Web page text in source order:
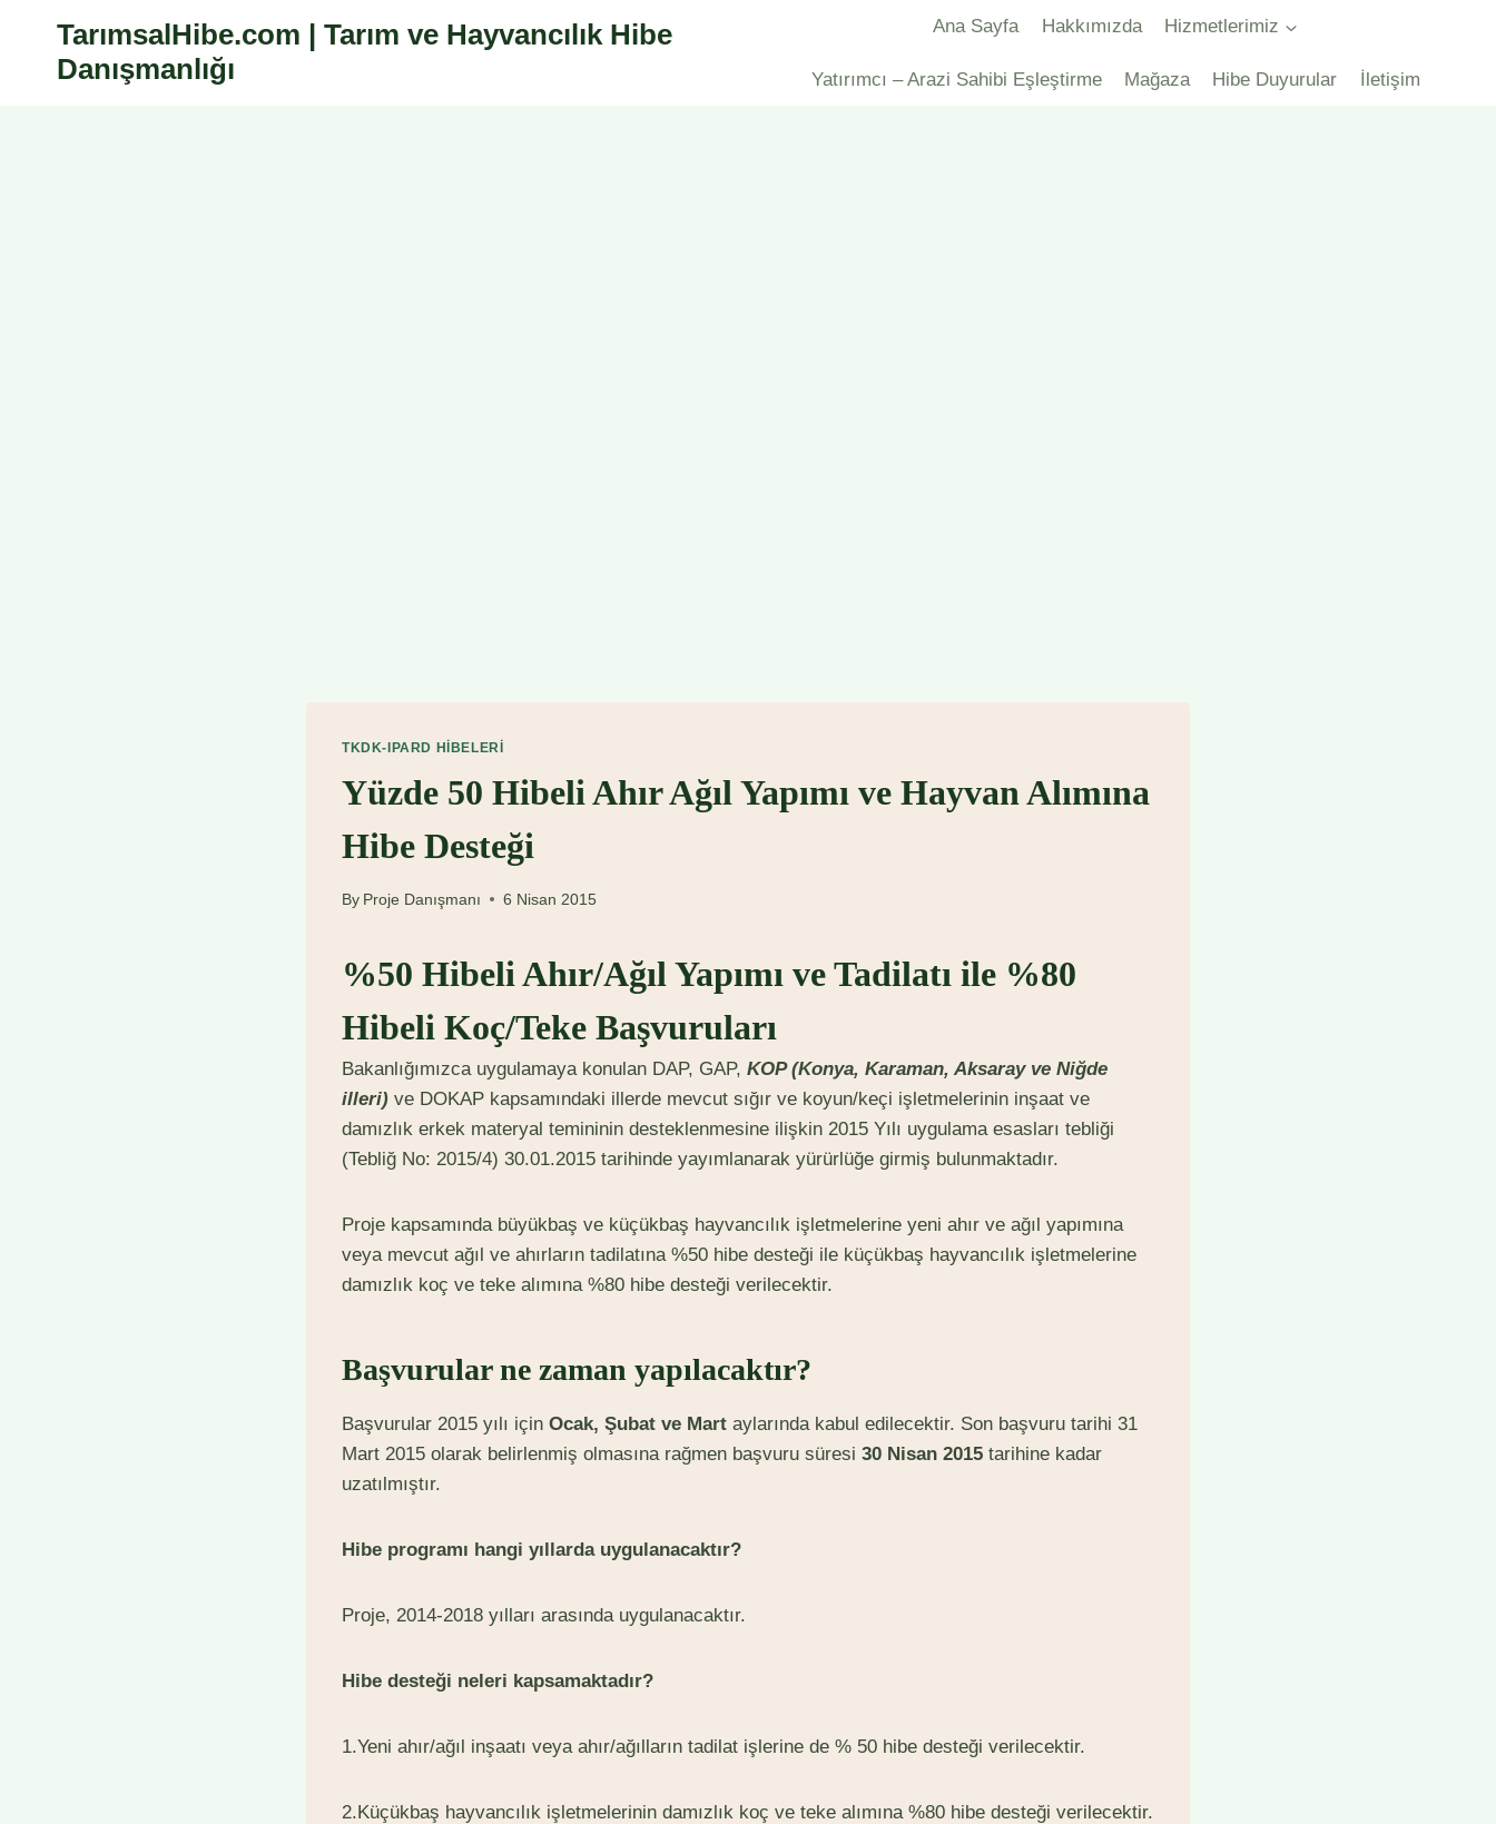
content
TarımsalHibe.com | Tarım ve Hayvancılık Hibe
Danışmanlığı
Ana Sayfa Hakkımızda Hizmetlerimiz
Yatırımcı – Arazi Sahibi Eşleştirme Mağaza Hibe Duyurular İletişim
TKDK-IPARD HIBELERI
Yüzde 50 Hibeli Ahır Ağıl Yapımı ve Hayvan Alımına
Hibe Desteği
By Proje Danışmanı 6 Nisan 2015
%50 Hibeli Ahır/Ağıl Yapımı ve Tadilatı ile %80
Hibeli Koç/Teke Başvuruları
Bakanlığımızca uygulamaya konulan DAP, GAP, KOP (Konya, Karaman, Aksaray ve Niğde
illeri) ve DOKAP kapsamındaki illerde mevcut sığır ve koyun/keçi işletmelerinin inşaat ve
damızlık erkek materyal temininin desteklenmesine ilişkin 2015 Yılı uygulama esasları tebliği
(Tebliğ No: 2015/4) 30.01.2015 tarihinde yayımlanarak yürürlüğe girmiş bulunmaktadır.
Proje kapsamında büyükbaş ve küçükbaş hayvancılık işletmelerine yeni ahır ve ağıl yapımına
veya mevcut ağıl ve ahırların tadilatına %50 hibe desteği ile küçükbaş hayvancılık işletmelerine
damızlık koç ve teke alımına %80 hibe desteği verilecektir.
Başvurular ne zaman yapılacaktır?
Başvurular 2015 yılı için Ocak, Şubat ve Mart aylarında kabul edilecektir. Son başvuru tarihi 31
Mart 2015 olarak belirlenmiş olmasına rağmen başvuru süresi 30 Nisan 2015 tarihine kadar
uzatılmıştır.
Hibe programı hangi yıllarda uygulanacaktır?
Proje, 2014-2018 yılları arasında uygulanacaktır.
Hibe desteği neleri kapsamaktadır?
1.Yeni ahır/ağıl inşaatı veya ahır/ağılların tadilat işlerine de % 50 hibe desteği verilecektir.
2.Küçükbaş hayvancılık işletmelerinin damızlık koç ve teke alımına %80 hibe desteği verilecektir.